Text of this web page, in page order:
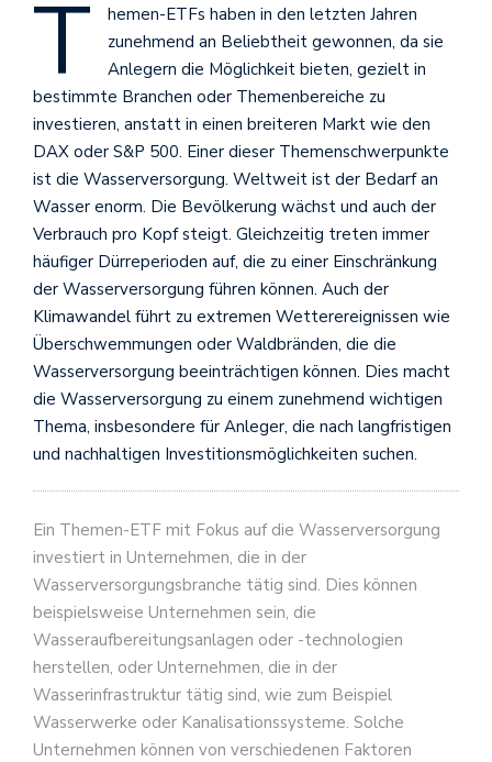
T
hemen-ETFs haben in den letzten Jahren
zunehmend an Beliebtheit gewonnen, da sie
Anlegern die Möglichkeit bieten, gezielt in
bestimmte Branchen oder Themenbereiche zu
investieren, anstatt in einen breiteren Markt wie den
DAX oder S&P 500. Einer dieser Themenschwerpunkte
ist die Wasserversorgung. Weltweit ist der Bedarf an
Wasser enorm. Die Bevölkerung wächst und auch der
Verbrauch pro Kopf steigt. Gleichzeitig treten immer
häufiger Dürreperioden auf, die zu einer Einschränkung
der Wasserversorgung führen können. Auch der
Klimawandel führt zu extremen Wetterereignissen wie
Überschwemmungen oder Waldbränden, die die
Wasserversorgung beeinträchtigen können. Dies macht
die Wasserversorgung zu einem zunehmend wichtigen
Thema, insbesondere für Anleger, die nach langfristigen
und nachhaltigen Investitionsmöglichkeiten suchen.
Ein Themen-ETF mit Fokus auf die Wasserversorgung
investiert in Unternehmen, die in der
Wasserversorgungsbranche tätig sind. Dies können
beispielsweise Unternehmen sein, die
Wasseraufbereitungsanlagen oder -technologien
herstellen, oder Unternehmen, die in der
Wasserinfrastruktur tätig sind, wie zum Beispiel
Wasserwerke oder Kanalisationssysteme. Solche
Unternehmen können von verschiedenen Faktoren